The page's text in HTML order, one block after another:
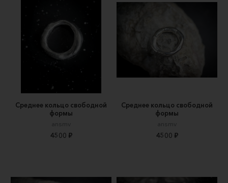
Среднее кольцо свободной
формы
ansmv
4500 ₽
Среднее кольцо свободной
формы
ansmv
4500 ₽